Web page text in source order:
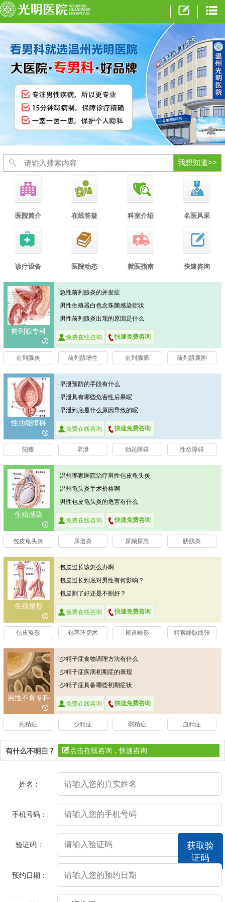
医院简介 在线答疑 科室介绍 名医风采
诊疗设备 医院动态 就医指南 快速咨询
前列腺专科
·急性前列腺炎的并发症
·男性生殖器白色念珠菌感染症状
·男性前列腺炎出现的原因是什么
免费在线咨询 快速免费咨询
前列腺炎 前列腺增生 前列腺痛 前列腺囊肿
性功能障碍
·早泄预防的手段有什么
·早泄具有哪些危害性后果呢
·早泄到底是什么原因导致的呢
免费在线咨询 快速免费咨询
阳痿 早泄 勃起障碍 性欲障碍
生殖感染
·温州哪家医院治疗男性包皮龟头炎
比较好
·温州龟头炎手术价格啊
·男性包皮龟头炎的危害有什么
免费在线咨询 快速免费咨询
包皮龟头炎 尿道炎 尿频尿急 膀胱炎
生殖整形
·包皮过长该怎么办啊
·包皮过长到底对男性有何影响？
·包皮割了好还是不割好？
免费在线咨询 快速免费咨询
包皮整形 包茎环切术 尿道畸形 精索静脉曲张
男性不育专科
·少精子症食物调理方法有什么
·少精子症疾病初期症的表现
·少精子症具备哪些初期症状
免费在线咨询 快速免费咨询
死精症 少精症 弱精症 血精症
点击在线咨询，快速咨询
姓名：
手机号码：
验证码：
获取验
证码
预约日期：